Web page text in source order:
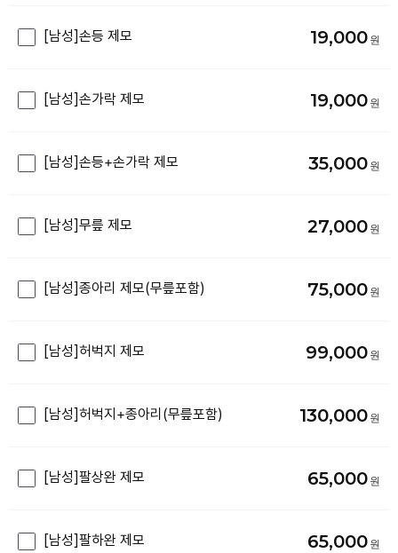
[남성]손등 제모 19,000
[남성]손가락 제모 19,000
[남성]손등+손가락 제모 35,000
[남성]무릎 제모 27,000
[남성]종아리 제모(무릎포함) 75,000
[남성]허벅지 제모 99,000
[남성]허벅지+종아리(무릎포함) 130,000
[남성]팔상완 제모 65,000
[남성]팔하완 제모 65,000